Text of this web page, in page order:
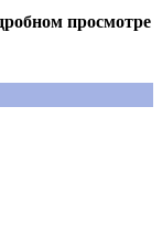
просмотре